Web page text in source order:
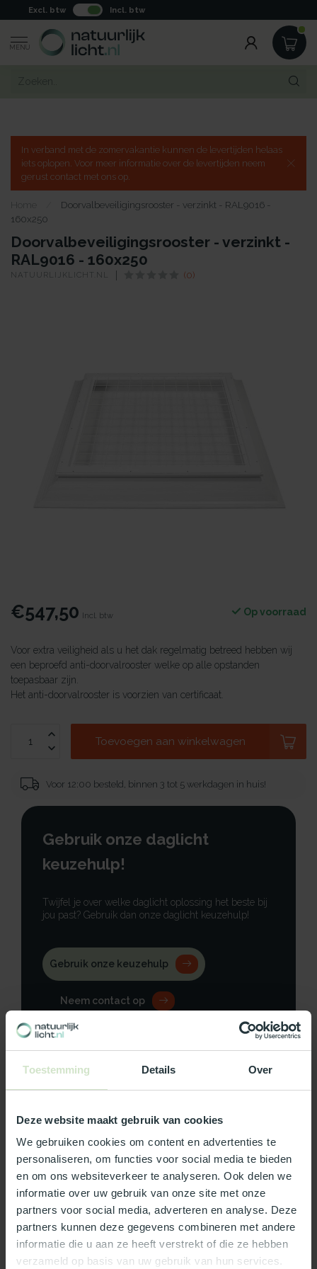
Toestemming Details Over
Deze website maakt gebruik van cookies
We gebruiken cookies om content en advertenties te
personaliseren, om functies voor social media te bieden
en om ons websiteverkeer te analyseren. Ook delen we
informatie over uw gebruik van onze site met onze
partners voor social media, adverteren en analyse. Deze
partners kunnen deze gegevens combineren met andere
informatie die u aan ze heeft verstrekt of die ze hebben
verzameld op basis van uw gebruik van hun services.
Excl. btw Incl. btw
MENU
In verband met de zomervakantie kunnen de levertijden helaas
iets oplopen. Voor meer informatie over de levertijden neem
gerust contact met ons op.
Home
Doorvalbeveiligingsrooster - verzinkt - RAL9016 -
160x250
Doorvalbeveiligingsrooster - verzinkt -
RAL9016 - 160x250
NATUURLIJKLICHT.NL (0)
€547,50 Incl. btw Op voorraad
Voor extra veiligheid als u het dak regelmatig betreed hebben wij
een beproefd anti-doorvalrooster welke op alle opstanden
toepasbaar zijn.
Het anti-doorvalrooster is voorzien van certificaat.
Toevoegen aan winkelwagen
Voor 12:00 besteld, binnen 3 tot 5 werkdagen in huis!
Gebruik onze daglicht
keuzehulp!
Twijfel je over welke daglicht oplossing het beste bij
jou past? Gebruik dan onze daglicht keuzehulp!
Gebruik onze keuzehulp
Neem contact op
Productomschrijving
Specificaties
Reviews
Wat ons écht bijzonder maakt:
Officieel Skylux dealer!